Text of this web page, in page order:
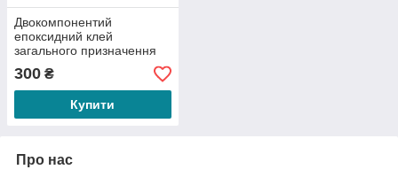
Двокомпонентий
епоксидний клей
загального призначення
300 ₴
Купити
Про нас